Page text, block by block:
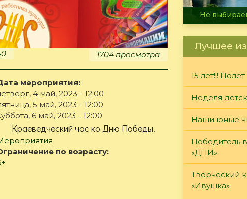
1704 просмотра
мероприятия:
4 май, 2023 - 12:00
5 май, 2023 - 12:00
6 май, 2023 - 12:00
Краеведческий час ко Дню Победы.
по возрасту:
В огне не
Лучшее
15 лет!!!
Неделя
Наши юные
Победитель
«ДПИ»
Творческий
«Ивушка»